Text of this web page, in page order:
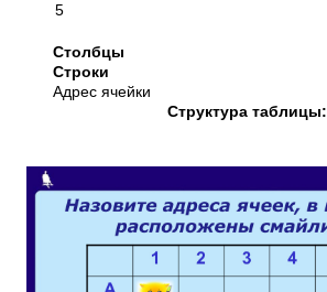
5
Столбцы
Строки
Адрес ячейки
Структура таблицы: